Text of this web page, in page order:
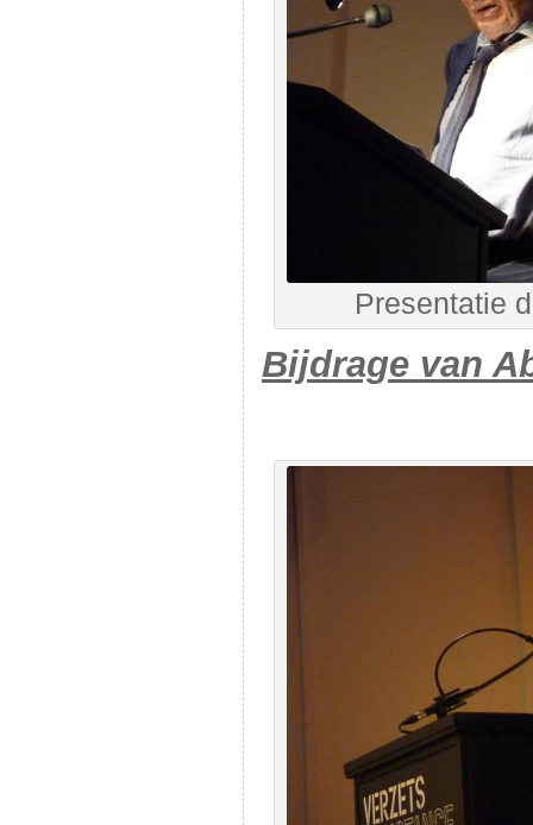
Presentatie
Bijdrage van